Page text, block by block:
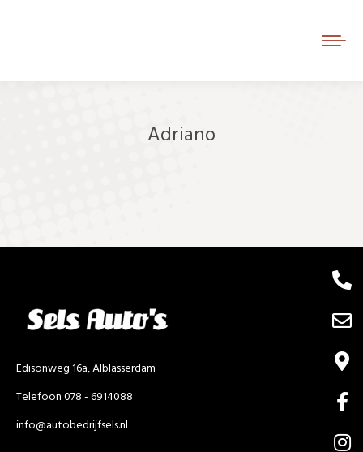
Adriano
Edisonweg 16a, Alblasserdam
Telefoon 078 - 6914088
info@autobedrijfsels.nl